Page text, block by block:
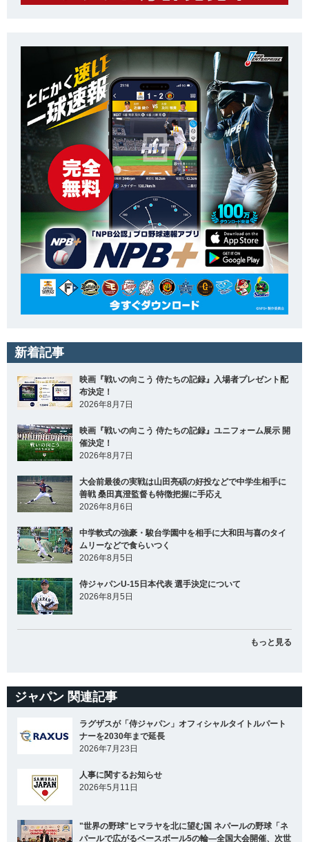
新着記事
映画『戦いの向こう 侍たちの記録』入場者プレゼント配
布決定！
2026年8月7日
映画『戦いの向こう 侍たちの記録』ユニフォーム展示 開
催決定！
2026年8月7日
大会前最後の実戦は山田亮碩の好投などで中学生相手に
善戦 桑田真澄監督も特徴把握に手応え
2026年8月6日
中学軟式の強豪・駿台学園中を相手に大和田与喜のタイ
ムリーなどで食らいつく
2026年8月5日
侍ジャパンU-15日本代表 選手決定について
2026年8月5日
もっと見る
ジャパン 関連記事
ラグザスが「侍ジャパン」オフィシャルタイトルパート
ナーを2030年まで延長
2026年7月23日
人事に関するお知らせ
2026年5月11日
"世界の野球"ヒマラヤを北に望む国 ネパールの野球「ネ
パールで広がるベースボール5の輪―全国大会開催、次世